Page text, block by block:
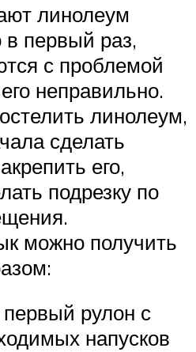
линолеум
в первый раз,
с проблемой
неправильно.
линолеум,
сделать
его,
подрезку по
можно получить
рулон с
напусков